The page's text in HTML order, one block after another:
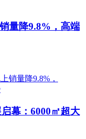
量降9.8%，高端
幕：6000㎡超大